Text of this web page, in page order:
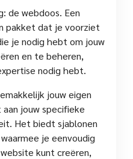
de webdoos. Een
pakket dat je voorziet
je nodig hebt om jouw
en te beheren,
nodig hebt.
jouw eigen
jouw specifieke
Het biedt sjablonen
je eenvoudig
kunt creëren,